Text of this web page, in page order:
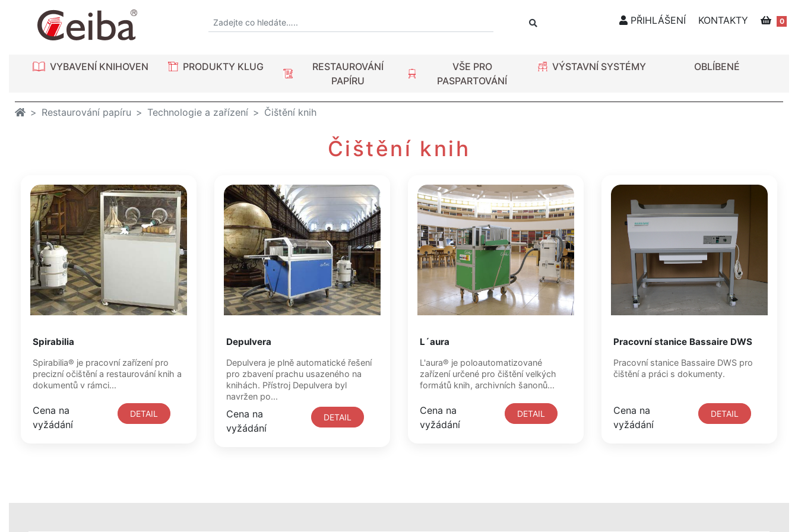
PŘIHLÁŠENÍ KONTAKTY 0
VYBAVENÍ KNIHOVEN PRODUKTY KLUG
RESTAUROVÁNÍ
PAPÍRU
VŠE PRO
PASPARTOVÁNÍ
VÝSTAVNÍ SYSTÉMY OBLÍBENÉ
Restaurování papíru Technologie a zařízení Čištění knih
Čištění knih
Spirabilia
Spirabilia® je pracovní zařízení pro
precizní očištění a restaurování knih a
dokumentů v rámci...
Cena na
vyžádání
DETAIL
Depulvera
Depulvera je plně automatické řešení
pro zbavení prachu usazeného na
knihách. Přístroj Depulvera byl
navržen po...
Cena na
vyžádání
DETAIL
L´aura
L'aura® je poloautomatizované
zařízení určené pro čištění velkých
formátů knih, archivních šanonů...
Cena na
vyžádání
DETAIL
Pracovní stanice Bassaire DWS
Pracovní stanice Bassaire DWS pro
čištění a práci s dokumenty.
Cena na
vyžádání
DETAIL